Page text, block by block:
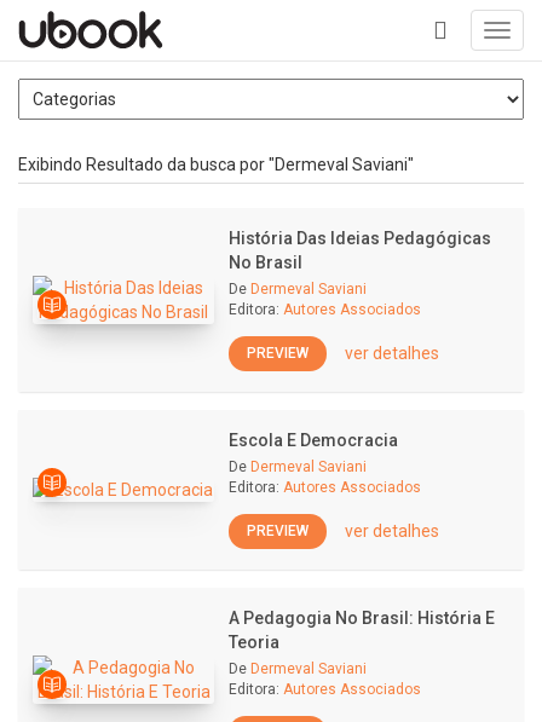
+
Exibindo Resultado da busca por "Dermeval Saviani"
História Das Ideias Pedagógicas
No Brasil
De Dermeval Saviani
Editora: Autores Associados
PREVIEW ver detalhes
Escola E Democracia
De Dermeval Saviani
Editora: Autores Associados
PREVIEW ver detalhes
A Pedagogia No Brasil: História E
Teoria
De Dermeval Saviani
Editora: Autores Associados